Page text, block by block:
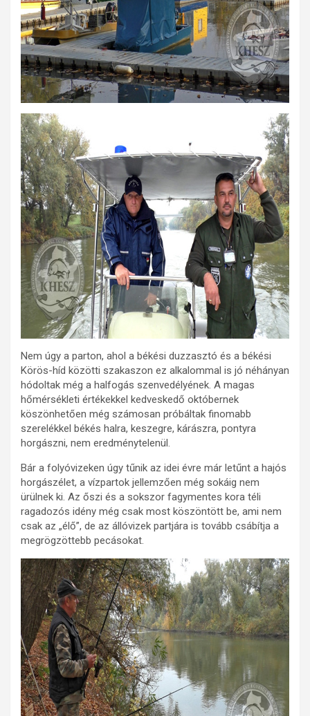
Nem úgy a parton, ahol a békési duzzasztó és a békési
Körös-híd közötti szakaszon ez alkalommal is jó néhányan
hódoltak még a halfogás szenvedélyének. A magas
hőmérsékleti értékekkel kedveskedő októbernek
köszönhetően még számosan próbáltak finomabb
szerelékkel békés halra, keszegre, kárászra, pontyra
horgászni, nem eredménytelenül.
Bár a folyóvizeken úgy tűnik az idei évre már letűnt a hajós
horgászélet, a vízpartok jellemzően még sokáig nem
ürülnek ki. Az őszi és a sokszor fagymentes kora téli
ragadozós idény még csak most köszöntött be, ami nem
csak az „élő”, de az állóvizek partjára is tovább csábítja a
megrögzöttebb pecásokat.